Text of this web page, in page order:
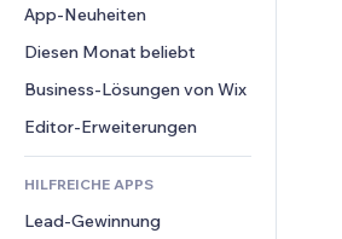
Lagerlösungen
Speisen & Getränke
PDF
Dateifreigabe
News
Bildeffekte
Buttons & Menüs
Banner & Abzeichen
Taschenrechner
Suche
Wetter
Diagramme & Tabellen
Chat
Kommentare
Telefon
Community
Bewertungen und Feedback
CRM
App-Neuheiten
Diesen Monat beliebt
Business-Lösungen von Wix
Editor-Erweiterungen
HILFREICHE APPS
Lead-Gewinnung